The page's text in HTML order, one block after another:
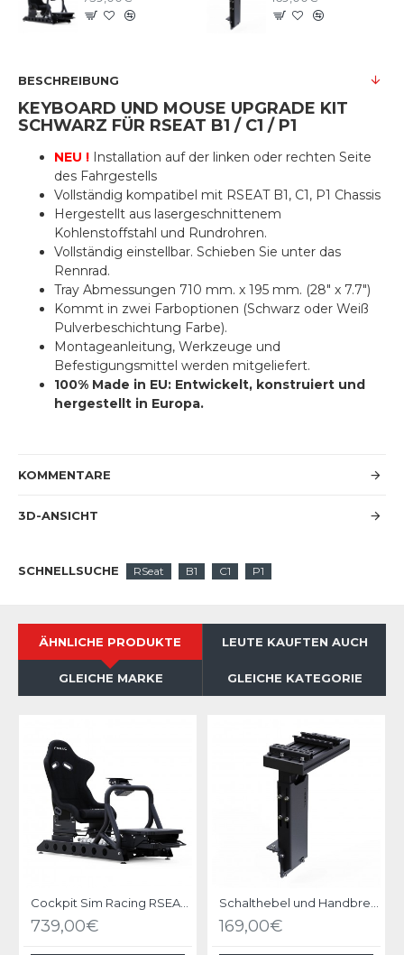
BESCHREIBUNG
KEYBOARD UND MOUSE UPGRADE KIT
SCHWARZ FÜR RSEAT B1 / C1 / P1
NEU ! Installation auf der linken oder rechten Seite
des Fahrgestells
Vollständig kompatibel mit RSEAT B1, C1, P1 Chassis
Hergestellt aus lasergeschnittenem
Kohlenstoffstahl und Rundrohren.
Vollständig einstellbar. Schieben Sie unter das
Rennrad.
Tray Abmessungen 710 mm. x 195 mm. (28" x 7.7")
Kommt in zwei Farboptionen (Schwarz oder Weiß
Pulverbeschichtung Farbe).
Montageanleitung, Werkzeuge und
Befestigungsmittel werden mitgeliefert.
100% Made in EU: Entwickelt, konstruiert und
hergestellt in Europa.
KOMMENTARE
3D-ANSICHT
SCHNELLSUCHE RSeat B1 C1 P1
ÄHNLICHE PRODUKTE LEUTE KAUFTEN AUCH
GLEICHE MARKE GLEICHE KATEGORIE
739,00€ 169,00€